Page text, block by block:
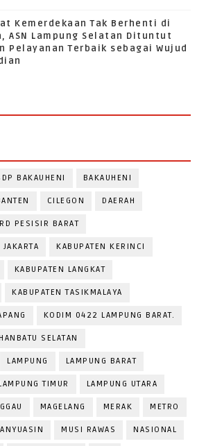
Kemerdekaan Tak Berhenti di
ASN Lampung Selatan Dituntut
Pelayanan Terbaik sebagai Wujud
BAKAUHENI BAKAUHENI
CILEGON DAERAH
PESISIR BARAT
JAKARTA KABUPATEN KERINCI
KABUPATEN LANGKAT
KABUPATEN TASIKMALAYA
KODIM 0422 LAMPUNG BARAT.
SELATAN
LAMPUNG LAMPUNG BARAT
TIMUR LAMPUNG UTARA
MAGELANG MERAK METRO
MUSI RAWAS NASIONAL